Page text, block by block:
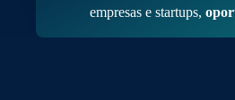
empresas e startups,